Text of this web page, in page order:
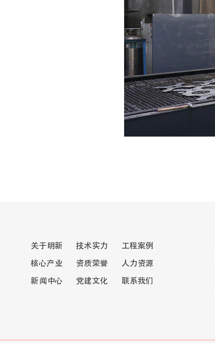
关于明新
核心产业
新闻中心
技术实力
资质荣誉
党建文化
工程案例
人力资源
联系我们